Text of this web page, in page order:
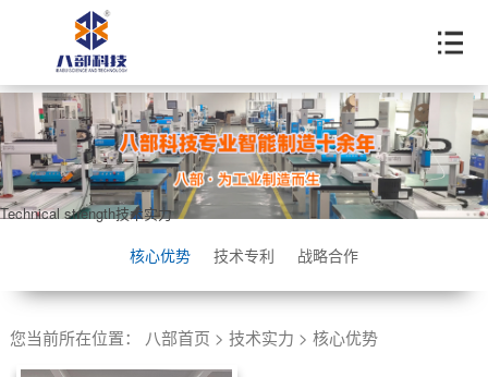
Technical strength技术实力
核心优势 技术专利 战略合作
您当前所在位置： 八部首页 > 技术实力 > 核心优势